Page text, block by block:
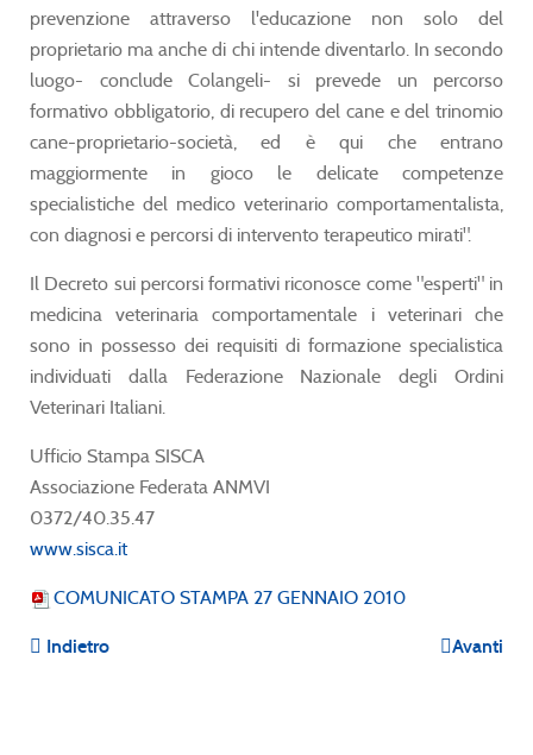
prevenzione attraverso l'educazione non solo del
proprietario ma anche di chi intende diventarlo. In secondo
luogo- conclude Colangeli- si prevede un percorso
formativo obbligatorio, di recupero del cane e del trinomio
cane-proprietario-società, ed è qui che entrano
maggiormente in gioco le delicate competenze
specialistiche del medico veterinario comportamentalista,
con diagnosi e percorsi di intervento terapeutico mirati".
Il Decreto sui percorsi formativi riconosce come "esperti" in
medicina veterinaria comportamentale i veterinari che
sono in possesso dei requisiti di formazione specialistica
individuati dalla Federazione Nazionale degli Ordini
Veterinari Italiani.
Ufficio Stampa SISCA
Associazione Federata ANMVI
0372/40.35.47
www.sisca.it
COMUNICATO STAMPA 27 GENNAIO 2010
Indietro Avanti